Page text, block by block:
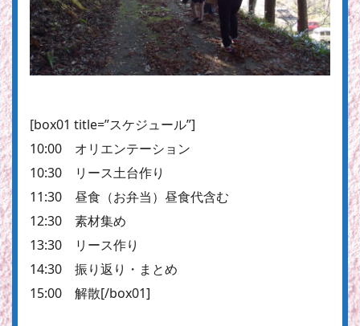
[box01 title=”スケジュール”]
10:00 オリエンテーション
10:30 リース土台作り
11:30 昼食（お弁当） 昼食代含む
12:30 素材集め
13:30 リース作り
14:30 振り返り・まとめ
15:00 解散[/box01]